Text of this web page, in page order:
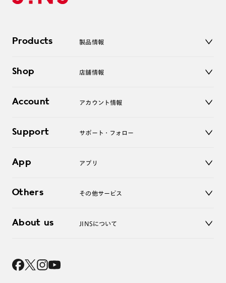
Products 製品情報
サングラス
コンタクトレンズ
アクセサリー
Shop 店舗情報
オンラインショップ
Account アカウント情報
ログアウト
Support サポート・フォロー
よくあるご質問
お問い合わせ
App アプリ
Others その他サービス
レンズ交換
About us JINSについて
採用情報